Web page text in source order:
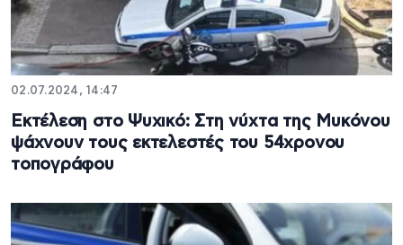
02.07.2024, 14:47
Εκτέλεση στο Ψυχικό: Στη νύχτα της Μυκόνου
ψάχνουν τους εκτελεστές του 54χρονου
τοπογράφου